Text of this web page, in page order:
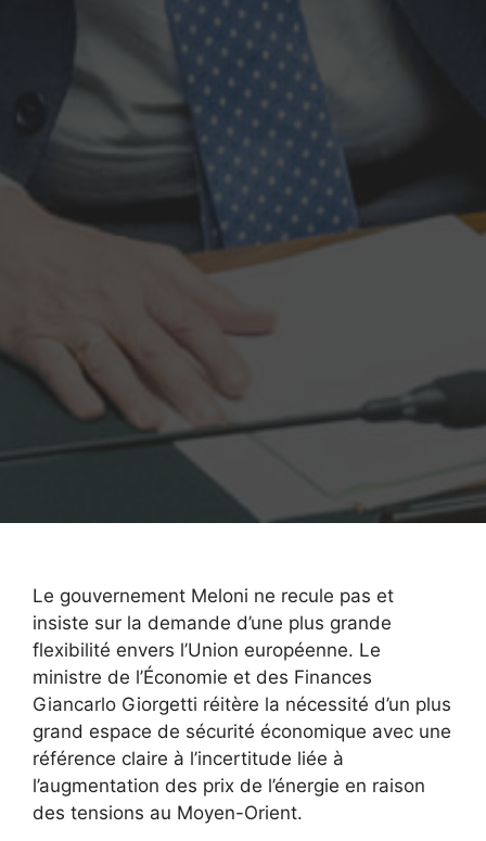
Le gouvernement Meloni ne recule pas et
insiste sur la demande d’une plus grande
flexibilité envers l’Union européenne. Le
ministre de l’Économie et des Finances
Giancarlo Giorgetti réitère la nécessité d’un plus
grand espace de sécurité économique avec une
référence claire à l’incertitude liée à
l’augmentation des prix de l’énergie en raison
des tensions au Moyen-Orient.